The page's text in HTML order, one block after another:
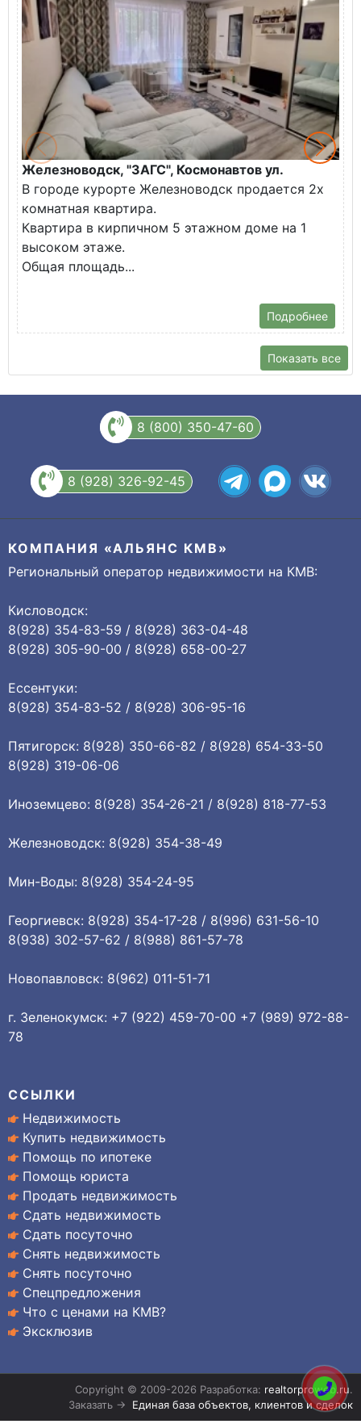
Железноводск, "ЗАГС", Космонавтов ул.
В городе курорте Железноводск продается 2х
комнатная квартира.
Квартира в кирпичном 5 этажном доме на 1
высоком этаже.
Общая площадь...
Подробнее
Показать все
8 (800) 350-47-60
8 (928) 326-92-45
КОМПАНИЯ «АЛЬЯНС КМВ»
Региональный оператор недвижимости на КМВ:
Кисловодск:
8(928) 354-83-59 / 8(928) 363-04-48
8(928) 305-90-00 / 8(928) 658-00-27
Ессентуки:
8(928) 354-83-52 / 8(928) 306-95-16
Пятигорск: 8(928) 350-66-82 / 8(928) 654-33-50
8(928) 319-06-06
Иноземцево: 8(928) 354-26-21 / 8(928) 818-77-53
Железноводск: 8(928) 354-38-49
Мин-Воды: 8(928) 354-24-95
Георгиевск: 8(928) 354-17-28 / 8(996) 631-56-10
8(938) 302-57-62 / 8(988) 861-57-78
Новопавловск: 8(962) 011-51-71
г. Зеленокумск: +7 (922) 459-70-00 +7 (989) 972-88-
78
ССЫЛКИ
Недвижимость
Купить недвижимость
Помощь по ипотеке
Помощь юриста
Продать недвижимость
Сдать недвижимость
Сдать посуточно
Снять недвижимость
Снять посуточно
Спецпредложения
Что с ценами на КМВ?
Эксклюзив
Copyright © 2009-2026 Разработка: realtorproweb.ru.
Заказать → Единая база объектов, клиентов и сделок